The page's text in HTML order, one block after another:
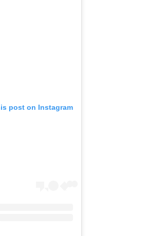
post on Instagram